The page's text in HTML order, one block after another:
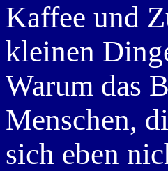
Kaffee und
kleinen
Warum das
Menschen,
sich eben